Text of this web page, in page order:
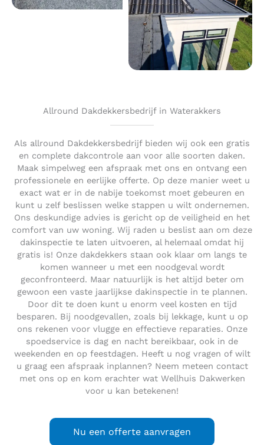
Allround Dakdekkersbedrijf in Waterakkers
Als allround Dakdekkersbedrijf bieden wij ook een gratis
en complete dakcontrole aan voor alle soorten daken.
Maak simpelweg een afspraak met ons en ontvang een
professionele en eerlijke offerte. Op deze manier weet u
exact wat er in de nabije toekomst moet gebeuren en
kunt u zelf beslissen welke stappen u wilt ondernemen.
Ons deskundige advies is gericht op de veiligheid en het
comfort van uw woning. Wij raden u beslist aan om deze
dakinspectie te laten uitvoeren, al helemaal omdat hij
gratis is! Onze dakdekkers staan ook klaar om langs te
komen wanneer u met een noodgeval wordt
geconfronteerd. Maar natuurlijk is het altijd beter om
gewoon een vaste jaarlijkse dakinspectie in te plannen.
Door dit te doen kunt u enorm veel kosten en tijd
besparen. Bij noodgevallen, zoals bij lekkage, kunt u op
ons rekenen voor vlugge en effectieve reparaties. Onze
spoedservice is dag en nacht bereikbaar, ook in de
weekenden en op feestdagen. Heeft u nog vragen of wilt
u graag een afspraak inplannen? Neem meteen contact
met ons op en kom erachter wat Wellhuis Dakwerken
voor u kan betekenen!
Nu een offerte aanvragen